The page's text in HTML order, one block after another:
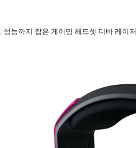
. 성능까지 잡은 게이밍 헤드셋 디바 레이